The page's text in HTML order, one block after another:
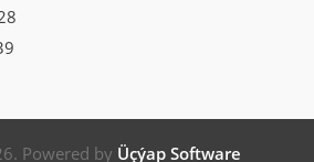
Powered by Üçýap Software